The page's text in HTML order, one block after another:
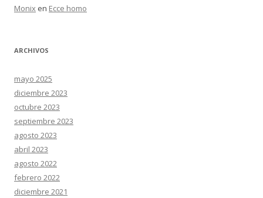
Monix en Ecce homo
ARCHIVOS
mayo 2025
diciembre 2023
octubre 2023
septiembre 2023
agosto 2023
abril 2023
agosto 2022
febrero 2022
diciembre 2021